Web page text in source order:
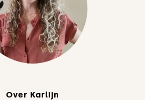
Over Karlijn